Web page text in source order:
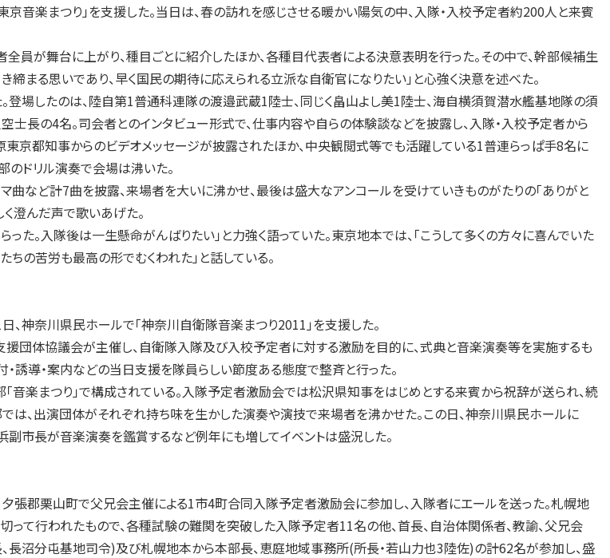
音楽まつり」を支援した。当日は、春の訪れを感じさせる暖かい陽気の中、入隊・入校予定者約200人と来賓
員が舞台に上がり、種目ごとに紹介したほか、各種目代表者による決意表明を行った。その中で、幹部候補生
締まる思いであり、早く国民の期待に応えられる立派な自衛官になりたい」と心強く決意を述べた。
登場したのは、陸自第1普通科連隊の渡邉武蔵1陸士、同じく畠山よし美1陸士、海自横須賀潜水艦基地隊の須
長の4名。司会者とのインタビュー形式で、仕事内容や自らの体験談などを披露し、入隊・入校予定者から
京都知事からのビデオメッセージが披露されたほか、中央観閲式等でも活躍している1普連らっぱ手8名に
のドリル演奏で会場は沸いた。
など計7曲を披露、来場者を大いに沸かせ、最後は盛大なアンコールを受けていきものがたりの「ありがと
澄んだ声で歌いあげた。
た。入隊後は一生懸命がんばりたい」と力強く語っていた。東京地本では、「こうして多くの方々に喜んでいた
の苦労も最高の形でむくわれた」と話している。
神奈川県民ホールで「神奈川自衛隊音楽まつり2011」を支援した。
団体協議会が主催し、自衛隊入隊及び入校予定者に対する激励を目的に、式典と音楽演奏等を実施するも
誘導・案内などの当日支援を隊員らしい節度ある態度で整斉と行った。
音楽まつり」で構成されている。入隊予定者激励会では松沢県知事をはじめとする来賓から祝辞が送られ、続
は、出演団体がそれぞれ持ち味を生かした演奏や演技で来場者を沸かせた。この日、神奈川県民ホールに
市長が音楽演奏を鑑賞するなど例年にも増してイベントは盛況した。
張郡栗山町で父兄会主催による1市4町合同入隊予定者激励会に参加し、入隊者にエールを送った。札幌地
て行われたもので、各種試験の難関を突破した入隊予定者11名の他、首長、自治体関係者、教諭、父兄会
長沼分屯基地司令)及び札幌地本から本部長、恵庭地域事務所(所長・若山力也3陸佐)の計62名が参加し、盛